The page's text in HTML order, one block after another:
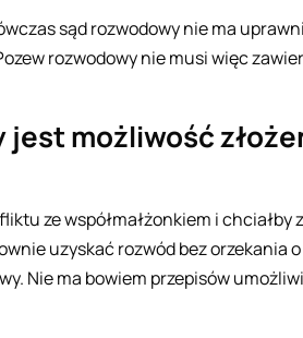
sąd rozwodowy nie ma
rozwodowy nie musi więc
możliwość
ze współmałżonkiem i chciałby
uzyskać rozwód bez orzekania
Nie ma bowiem przepisów